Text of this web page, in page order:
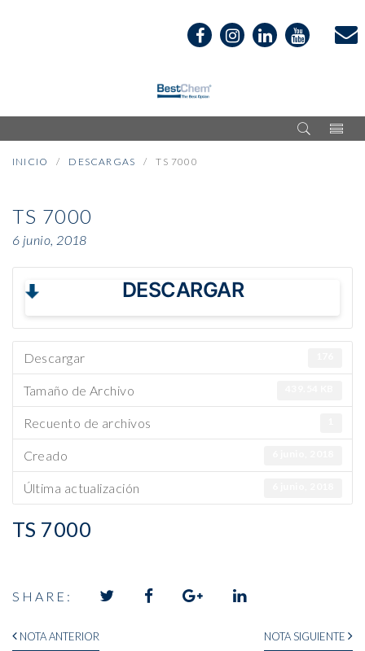
INICIO DESCARGAS TS 7000
TS 7000
6 junio, 2018
DESCARGAR
Descargar
Tamaño de Archivo
Recuento de archivos
Creado
Última actualización
TS 7000
SHARE: